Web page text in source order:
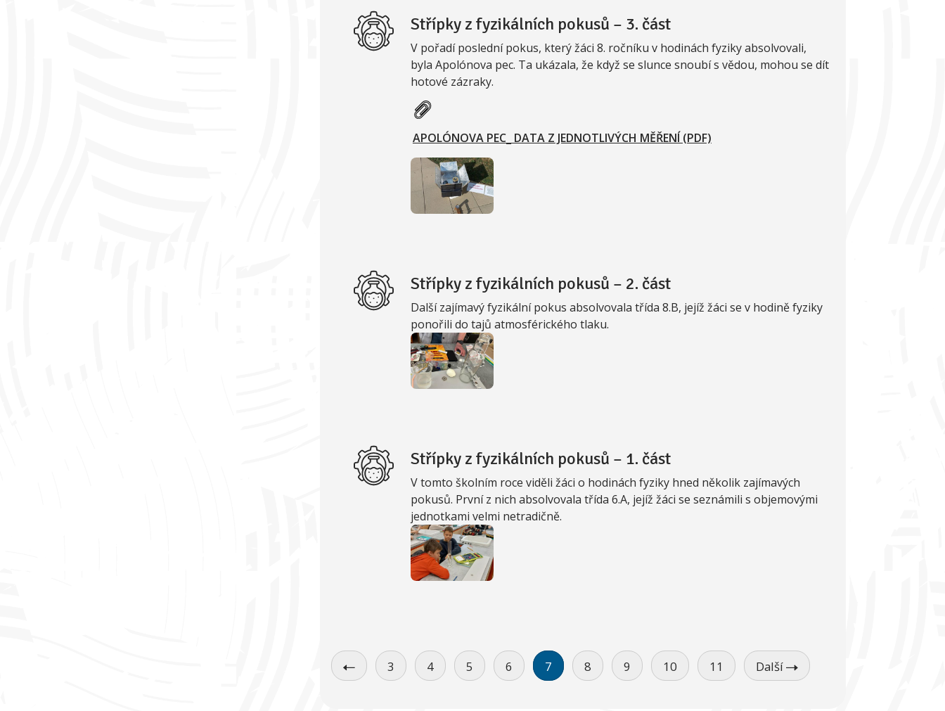
Střípky z fyzikálních pokusů – 3. část
V pořadí poslední pokus, který žáci 8. ročníku v hodinách fyziky absolvovali,
byla Apolónova pec. Ta ukázala, že když se slunce snoubí s vědou, mohou se dít
hotové zázraky.
APOLÓNOVA PEC_ DATA Z JEDNOTLIVÝCH MĚŘENÍ (PDF)
Střípky z fyzikálních pokusů – 2. část
Další zajímavý fyzikální pokus absolvovala třída 8.B, jejíž žáci se v hodině fyziky
ponořili do tajů atmosférického tlaku.
Střípky z fyzikálních pokusů – 1. část
V tomto školním roce viděli žáci o hodinách fyziky hned několik zajímavých
pokusů. První z nich absolvovala třída 6.A, jejíž žáci se seznámili s objemovými
jednotkami velmi netradičně.
3 4 5 6 7 8 9 10 11 Další